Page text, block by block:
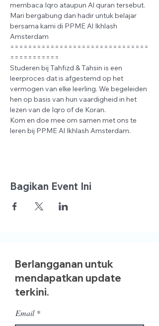
membaca Iqro ataupun Al quran tersebut.
Mari bergabung dan hadir untuk belajar
bersama kami di PPME Al Ikhlash
Amsterdam
===============================
===========
Studeren bij Tahfizd & Tahsin is een
leerproces dat is afgestemd op het
vermogen van elke leerling. We begeleiden
hen op basis van hun vaardigheid in het
lezen van de Iqro of de Koran.
Kom en doe mee om samen met ons te
leren bij PPME Al Ikhlash Amsterdam.
Bagikan Event Ini
Berlangganan untuk
mendapatkan update
terkini.
Email